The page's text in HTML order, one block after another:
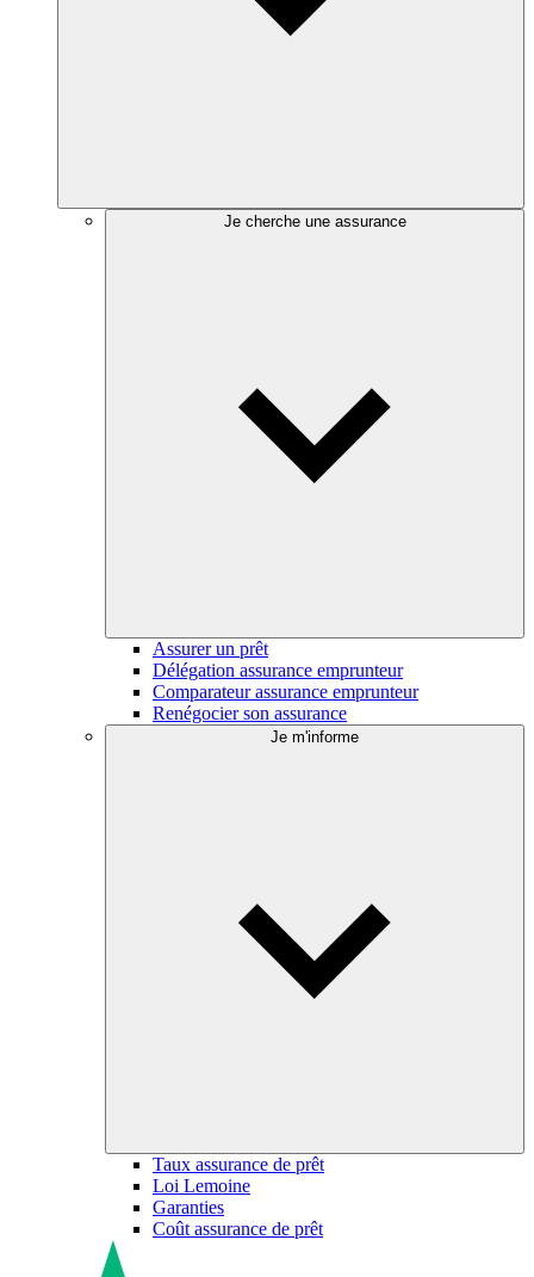
Je cherche une assurance
Assurer un prêt
Délégation assurance emprunteur
Comparateur assurance emprunteur
Renégocier son assurance
Je m'informe
Taux assurance de prêt
Loi Lemoine
Garanties
Coût assurance de prêt